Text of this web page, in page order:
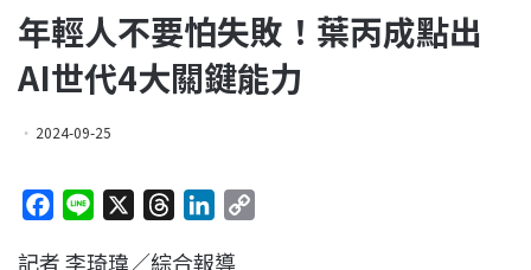
年輕人不要怕失敗！葉丙成點出
AI世代4大關鍵能力
2024-09-25
記者 李琦瑋／綜合報導